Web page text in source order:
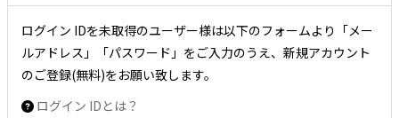
ログイン IDを未取得のユーザー様は以下のフォームより「メー
ルアドレス」「パスワード」をご入力のうえ、新規アカウント
のご登録(無料)をお願い致します。
ログイン IDとは？